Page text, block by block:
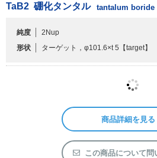
TaB2 硼化タンタル tantalum boride
純度
2Nup
形状
ターゲット，φ101.6×t 5 【target】
商品詳細を見る
この商品について問